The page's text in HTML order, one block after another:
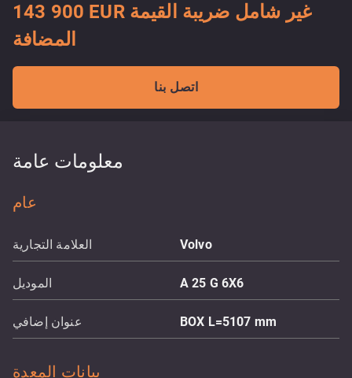
143 900 EUR غير شامل ضريبة القيمة
المضافة
اتصل بنا
معلومات عامة
عام
العلامة التجارية Volvo
الموديل A 25 G 6X6
عنوان إضافي BOX L=5107 mm
بيانات المعدة